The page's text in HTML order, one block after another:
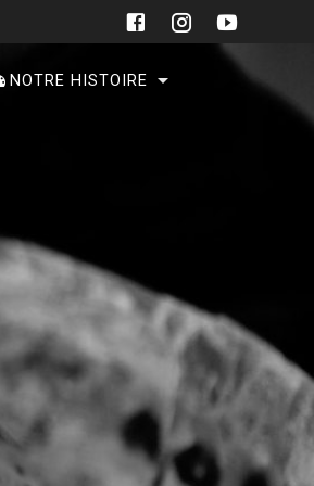
NOTRE HISTOIRE